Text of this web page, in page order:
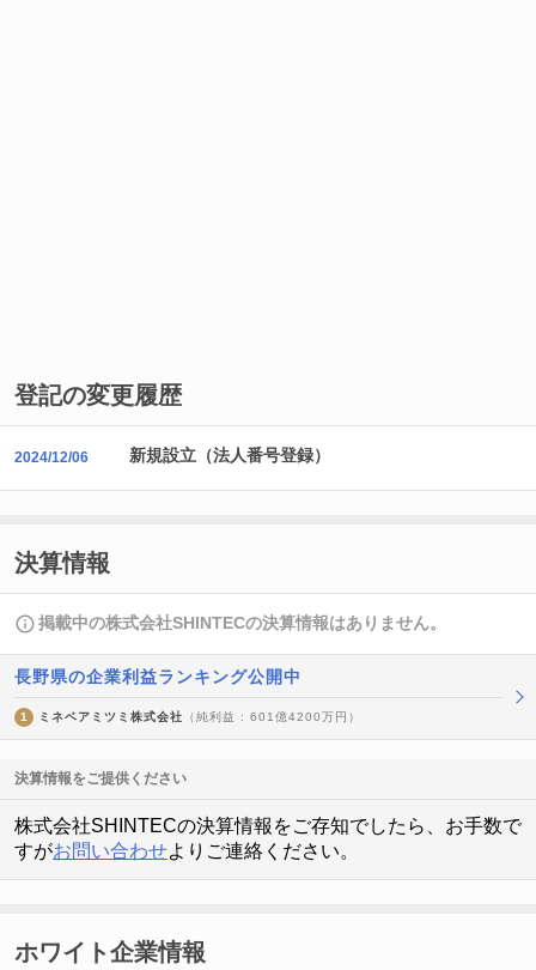
登記の変更履歴
2024/12/06 新規設立（法人番号登録）
決算情報
掲載中の株式会社SHINTECの決算情報はありません。
長野県の企業利益ランキング公開中
1 ミネベアミツミ株式会社 （純利益 : 601億4200万円）
決算情報をご提供ください
株式会社SHINTECの決算情報をご存知でしたら、お手数で
すがお問い合わせよりご連絡ください。
ホワイト企業情報